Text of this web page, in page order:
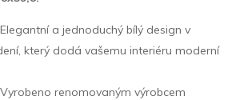
a jednoduchý bílý design v
který dodá vašemu interiéru moderní
renomovaným výrobcem